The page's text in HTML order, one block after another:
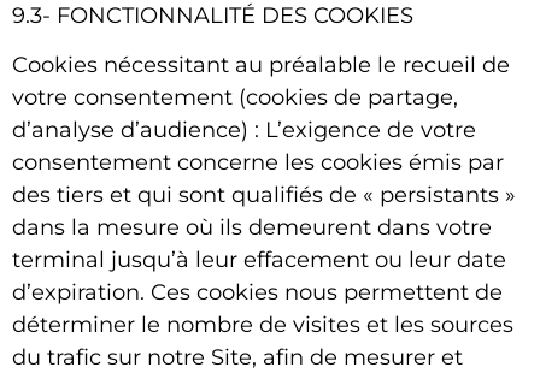
9.3- FONCTIONNALITÉ DES COOKIES
Cookies nécessitant au préalable le recueil de
votre consentement (cookies de partage,
d’analyse d’audience) : L’exigence de votre
consentement concerne les cookies émis par
des tiers et qui sont qualifiés de « persistants »
dans la mesure où ils demeurent dans votre
terminal jusqu’à leur effacement ou leur date
d’expiration. Ces cookies nous permettent de
déterminer le nombre de visites et les sources
du trafic sur notre Site, afin de mesurer et